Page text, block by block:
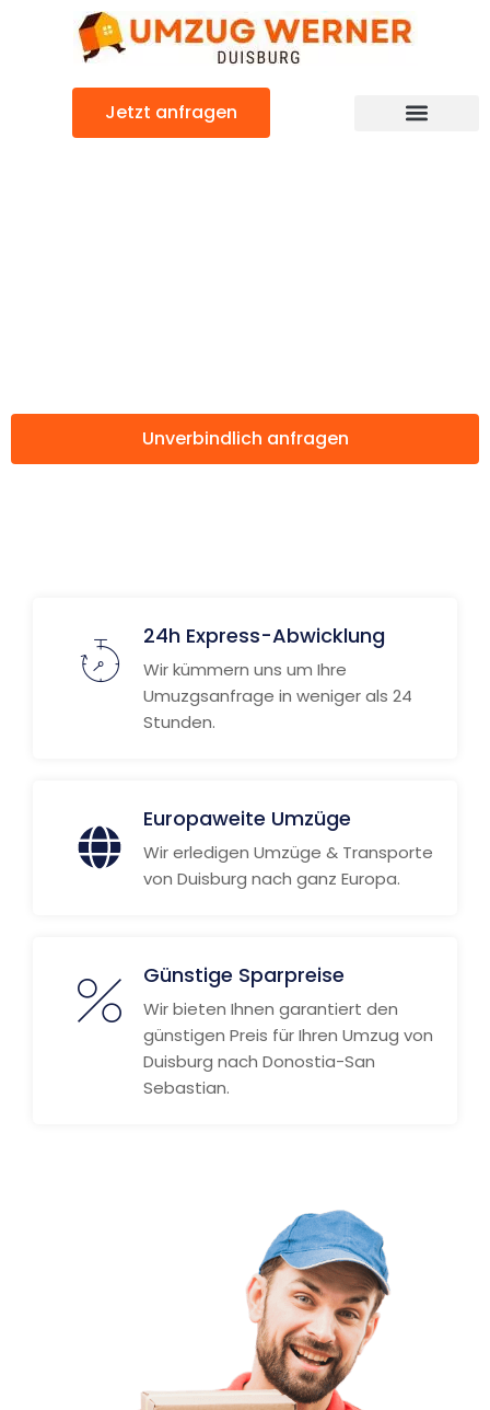
Jetzt anfragen
Unverbindlich anfragen
24h Express-Abwicklung
Wir kümmern uns um Ihre
Umuzgsanfrage in weniger als 24
Stunden.
Europaweite Umzüge
Wir erledigen Umzüge & Transporte
von Duisburg nach ganz Europa.
Günstige Sparpreise
Wir bieten Ihnen garantiert den
günstigen Preis für Ihren Umzug von
Duisburg nach Donostia-San
Sebastian.